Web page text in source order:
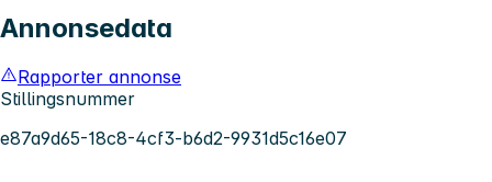
Annonsedata
Rapporter annonse
Stillingsnummer
e87a9d65-18c8-4cf3-b6d2-9931d5c16e07